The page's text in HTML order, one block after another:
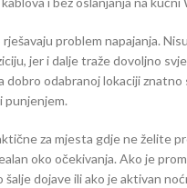
problem napajanja.
jer i dalje traže dovoljno
dobro odabranoj lokaciji znatno
punjenjem.
za mjesta gdje ne želite
oko očekivanja. Ako je
dojave ili ako je aktivan